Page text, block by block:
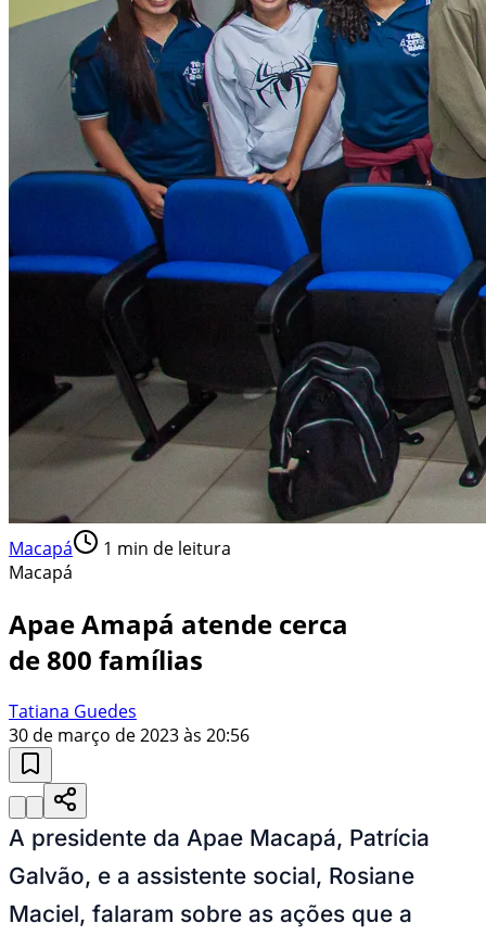
Macapá 1 min de leitura
Macapá
Apae Amapá atende cerca
de 800 famílias
Tatiana Guedes
30 de março de 2023 às 20:56
A presidente da Apae Macapá, Patrícia
Galvão, e a assistente social, Rosiane
Maciel, falaram sobre as ações que a